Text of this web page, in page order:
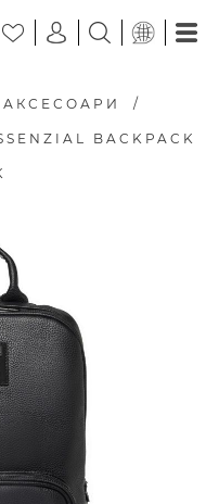
АКСЕСОАРИ /
BACKPACK